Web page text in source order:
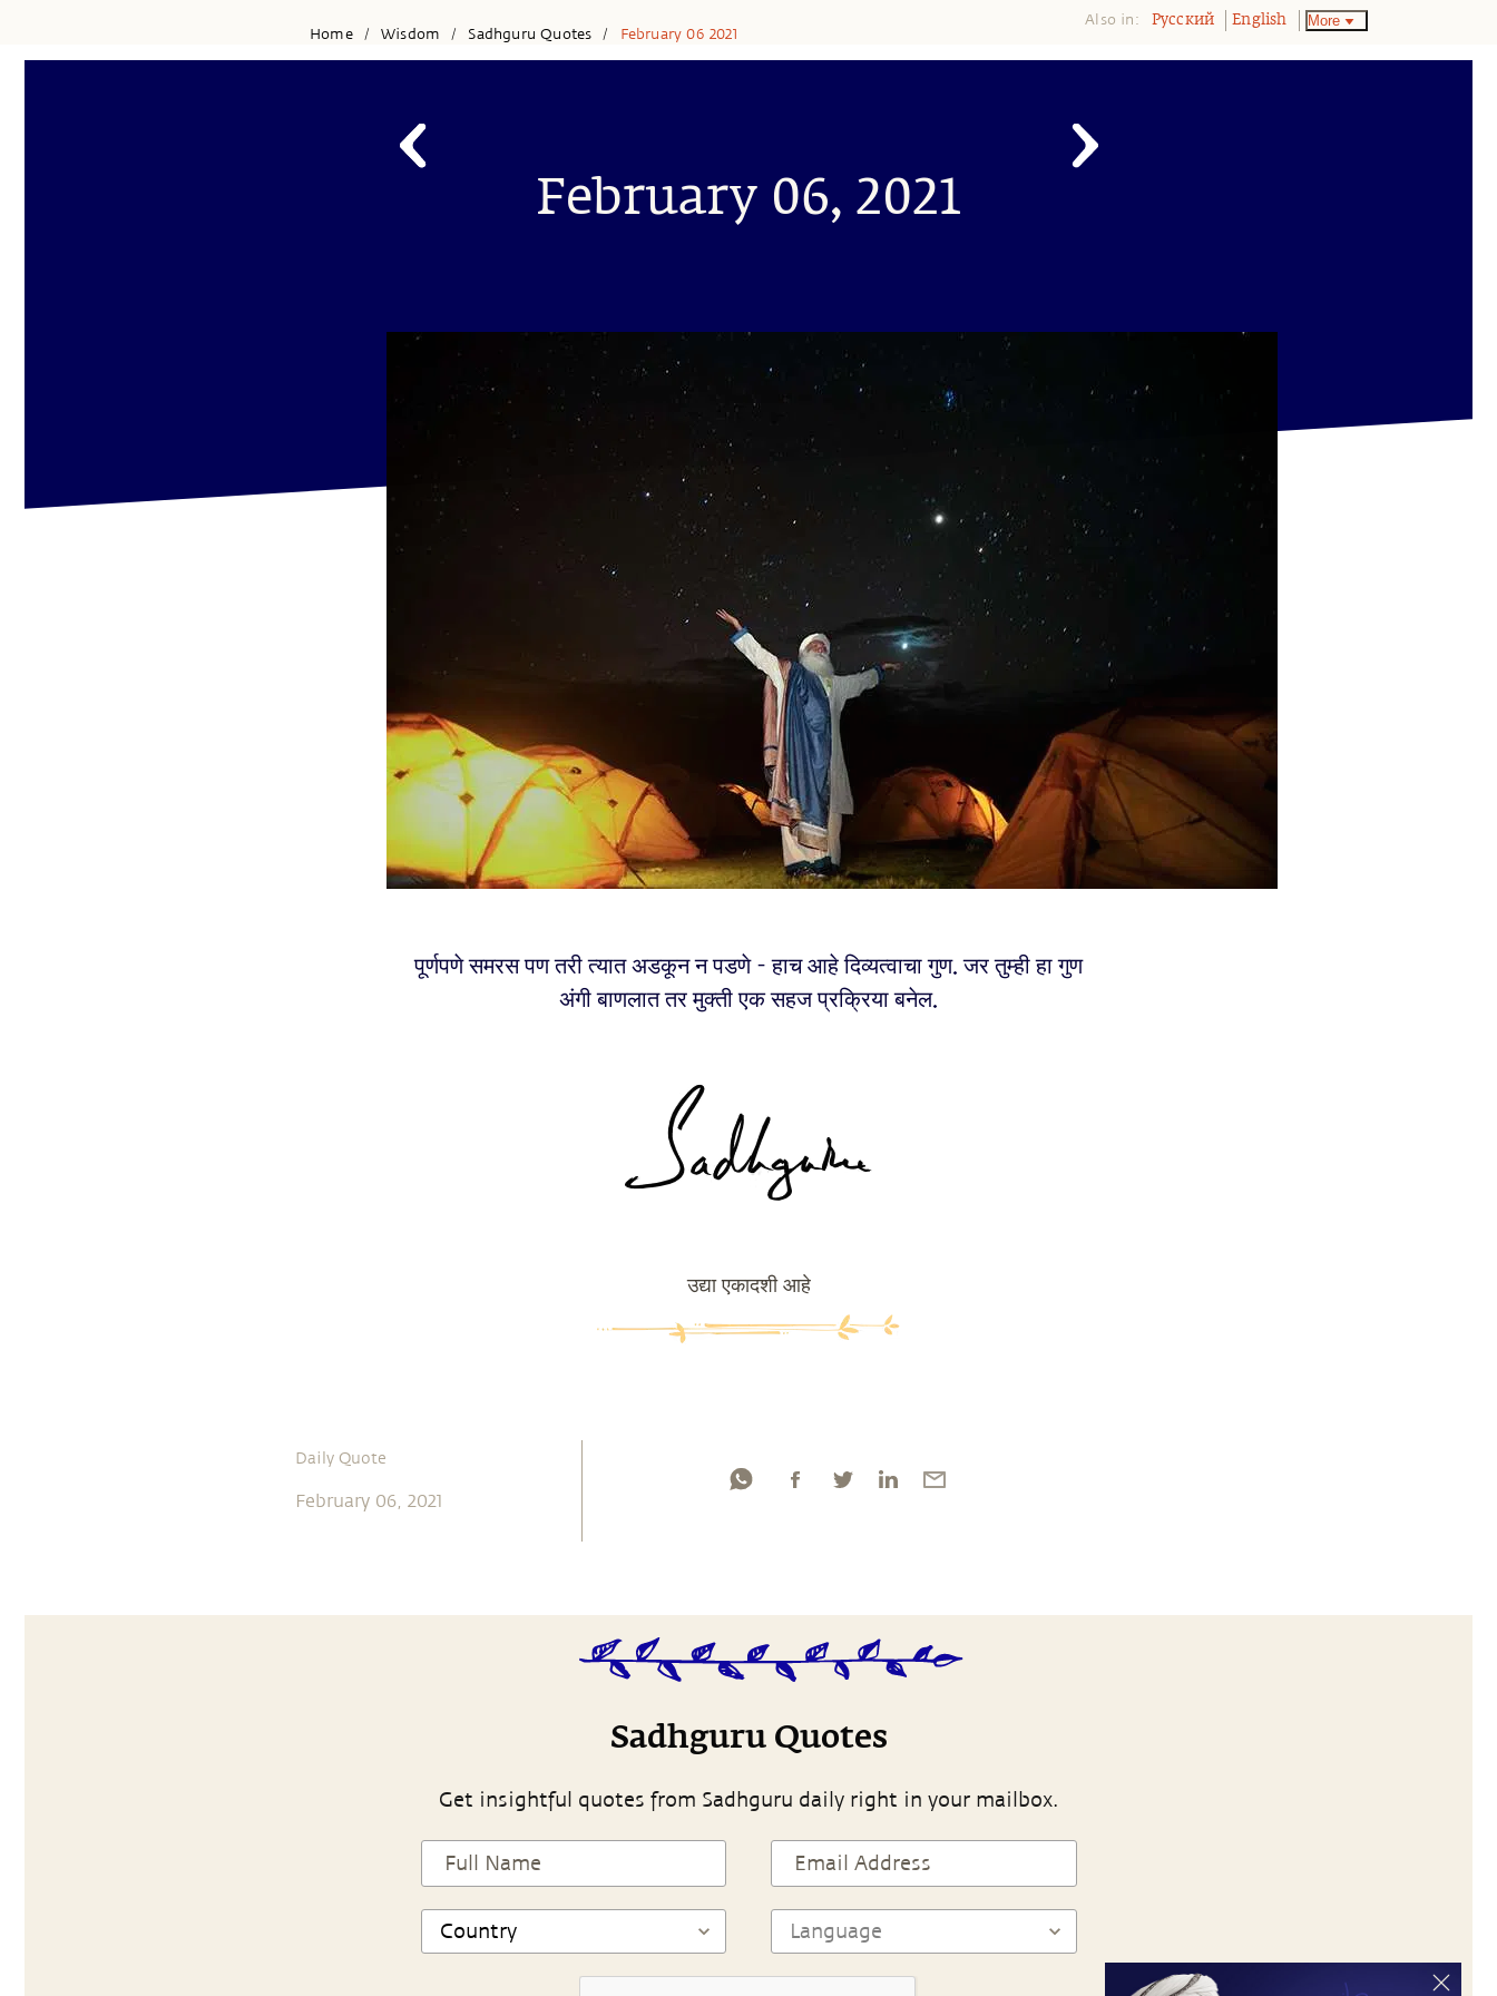
Home / Wisdom / Sadhguru Quotes / February 06 2021
Also in: Pусский English More
February 06, 2021
पूर्णपणे समरस पण तरी त्यात अडकून न पडणे - हाच आहे दिव्यत्वाचा गुण. जर तुम्ही हा गुण
अंगी बाणलात तर मुक्ती एक सहज प्रक्रिया बनेल.
उद्या एकादशी आहे
Daily Quote
February 06, 2021
Sadhguru Quotes
Get insightful quotes from Sadhguru daily right in your mailbox.